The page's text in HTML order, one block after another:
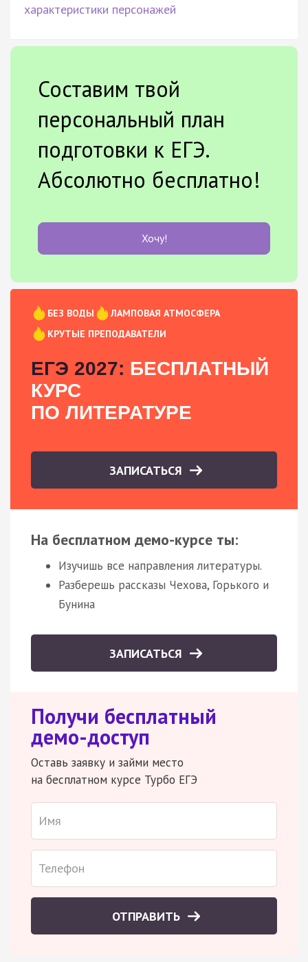
характеристики персонажей
Составим твой
персональный план
подготовки к ЕГЭ.
Абсолютно бесплатно!
Хочу!
БЕЗ ВОДЫ
ЛАМПОВАЯ АТМОСФЕРА
КРУТЫЕ ПРЕПОДАВАТЕЛИ
ЕГЭ 2027: БЕСПЛАТНЫЙ
КУРС
ПО ЛИТЕРАТУРЕ
ЗАПИСАТЬСЯ
На бесплатном демо-курсе ты:
Изучишь все направления литературы.
Разберешь рассказы Чехова, Горького и
Бунина
ЗАПИСАТЬСЯ
Получи бесплатный
демо-доступ
Оставь заявку и займи место
на бесплатном курсе Турбо ЕГЭ
ОТПРАВИТЬ